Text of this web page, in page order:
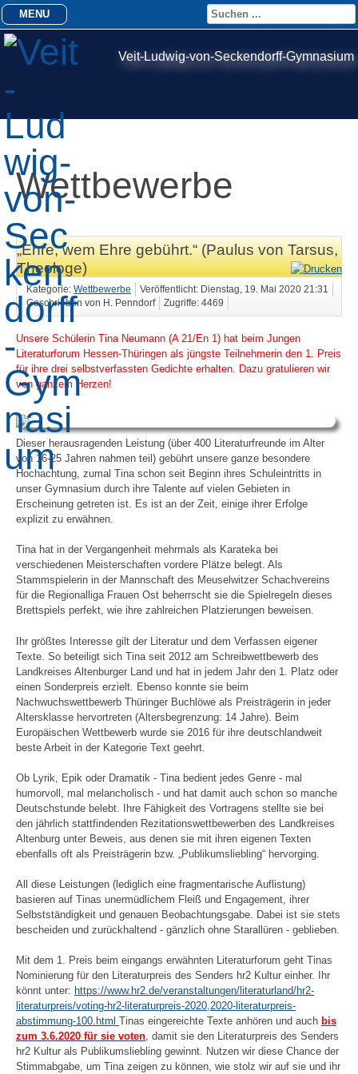
Veit-Ludwig-von-Seckendorff-Gymnasium
MENU
Wettbewerbe
„Ehre, wem Ehre gebührt.“ (Paulus von Tarsus,
Theologe)
Kategorie: Wettbewerbe
Veröffentlicht: Dienstag, 19. Mai 2020 21:31
Geschrieben von H. Penndorf
Zugriffe: 4469
Unsere Schülerin Tina Neumann (A 21/En 1) hat beim Jungen
Literaturforum Hessen-Thüringen als jüngste Teilnehmerin den 1. Preis
für ihre drei selbstverfassten Gedichte erhalten. Dazu gratulieren wir
von ganzem Herzen!
Dieser herausragenden Leistung (über 400 Literaturfreunde im Alter
von 16-25 Jahren nahmen teil) gebührt unsere ganze besondere
Hochachtung, zumal Tina schon seit Beginn ihres Schuleintritts in
unser Gymnasium durch ihre Talente auf vielen Gebieten in
Erscheinung getreten ist. Es ist an der Zeit, einige ihrer Erfolge
explizit zu erwähnen.
Tina hat in der Vergangenheit mehrmals als Karateka bei
verschiedenen Meisterschaften vordere Plätze belegt. Als
Stammspielerin in der Mannschaft des Meuselwitzer Schachvereins
für die Regionalliga Frauen Ost beherrscht sie die Spielregeln dieses
Brettspiels perfekt, wie ihre zahlreichen Platzierungen beweisen.
Ihr größtes Interesse gilt der Literatur und dem Verfassen eigener
Texte. So beteiligt sich Tina seit 2012 am Schreibwettbewerb des
Landkreises Altenburger Land und hat in jedem Jahr den 1. Platz oder
einen Sonderpreis erzielt. Ebenso konnte sie beim
Nachwuchswettbewerb Thüringer Buchlöwe als Preisträgerin in jeder
Altersklasse hervortreten (Altersbegrenzung: 14 Jahre). Beim
Europäischen Wettbewerb wurde sie 2016 für ihre deutschlandweit
beste Arbeit in der Kategorie Text geehrt.
Ob Lyrik, Epik oder Dramatik - Tina bedient jedes Genre - mal
humorvoll, mal melancholisch - und hat damit auch schon so manche
Deutschstunde belebt. Ihre Fähigkeit des Vortragens stellte sie bei
den jährlich stattfindenden Rezitationswettbewerben des Landkreises
Altenburg unter Beweis, aus denen sie mit ihren eigenen Texten
ebenfalls oft als Preisträgerin bzw. „Publikumsliebling“ hervorging.
All diese Leistungen (lediglich eine fragmentarische Auflistung)
basieren auf Tinas unermüdlichem Fleiß und Engagement, ihrer
Selbstständigkeit und genauen Beobachtungsgabe. Dabei ist sie stets
bescheiden und zurückhaltend - gänzlich ohne Starallüren - geblieben.
Mit dem 1. Preis beim eingangs erwähnten Literaturforum geht Tinas
Nominierung für den Literaturpreis des Senders hr2 Kultur einher. Ihr
könnt unter: https://www.hr2.de/veranstaltungen/literaturland/hr2-
literaturpreis/voting-hr2-literaturpreis-2020,2020-literaturpreis-
abstimmung-100.html Tinas eingereichte Texte anhören und auch bis
zum 3.6.2020 für sie voten, damit sie den Literaturpreis des Senders
hr2 Kultur als Publikumsliebling gewinnt. Nutzen wir diese Chance der
Stimmabgabe, um Tina zeigen zu können, wie stolz wir auf sie und ihr